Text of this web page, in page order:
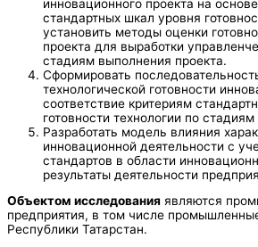
инновационного проекта на
стандартных шкал уровня
установить методы оценки
проекта для выработки
стадиям выполнения проекта.
Сформировать
технологической готовности
соответствие критериям
готовности технологии по
Разработать модель влияния
инновационной деятельности с
стандартов в области
результаты деятельности
Объектом исследования являются
предприятия, в том числе
Республики Татарстан.